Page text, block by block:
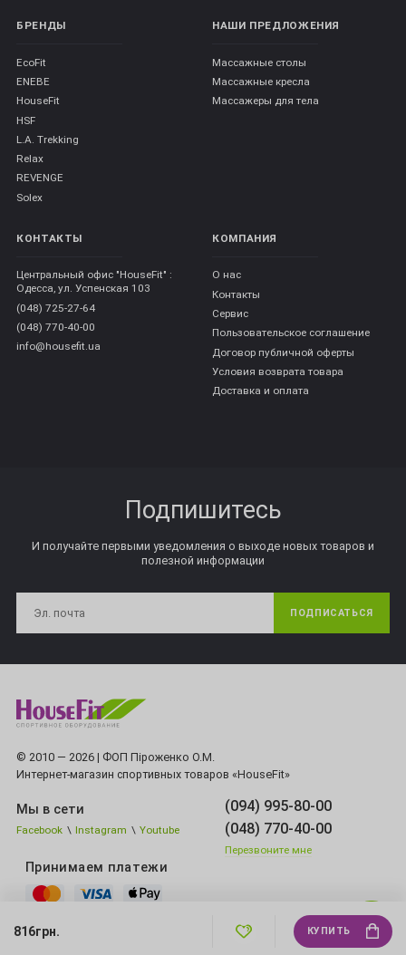
816грн. КУПИТЬ
БРЕНДЫ
EcoFit
ENEBE
HouseFit
HSF
L.A. Trekking
Relax
REVENGE
Solex
НАШИ ПРЕДЛОЖЕНИЯ
Массажные столы
Массажные кресла
Массажеры для тела
КОНТАКТЫ
Центральный офис "HouseFit" :
Одесса, ул. Успенская 103
(048) 725-27-64
(048) 770-40-00
info@housefit.ua
КОМПАНИЯ
О нас
Контакты
Сервис
Пользовательское соглашение
Договор публичной оферты
Условия возврата товара
Доставка и оплата
Подпишитесь
И получайте первыми уведомления о выходе новых товаров и
полезной информации
ПОДПИСАТЬСЯ
© 2010 — 2026 | ФОП Піроженко О.М.
Интернет-магазин спортивных товаров «HouseFit»
(094) 995-80-00
(048) 770-40-00
Перезвоните мне
Мы в сети
Facebook \ Instagram \ Youtube
Принимаем платежи